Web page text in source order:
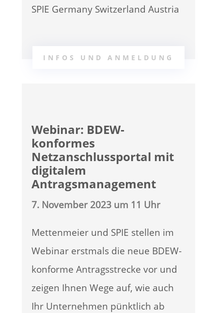
SPIE Germany Switzerland Austria
INFOS UND ANMELDUNG
Webinar: BDEW-
konformes
Netzanschlussportal mit
digitalem
Antragsmanagement
7. November 2023 um 11 Uhr
Mettenmeier und SPIE stellen im
Webinar erstmals die neue BDEW-
konforme Antragsstrecke vor und
zeigen Ihnen Wege auf, wie auch
Ihr Unternehmen pünktlich ab